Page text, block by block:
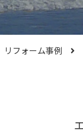
リフォーム事例